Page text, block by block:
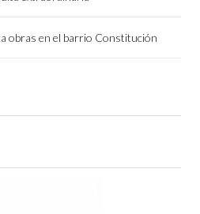
obras en el barrio Constitución